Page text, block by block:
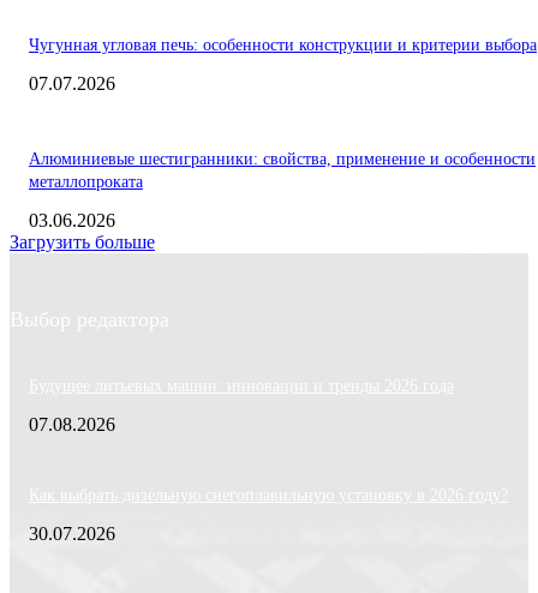
Чугунная угловая печь: особенности конструкции и критерии выбора
07.07.2026
Алюминиевые шестигранники: свойства, применение и особенности
металлопроката
03.06.2026
Загрузить больше
Выбор редактора
Будущее литьевых машин: инновации и тренды 2026 года
07.08.2026
Как выбрать дизельную снегоплавильную установку в 2026 году?
30.07.2026